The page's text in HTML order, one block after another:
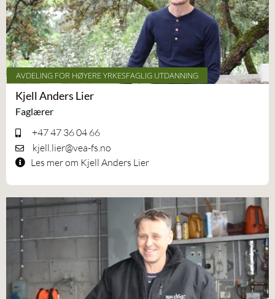
AVDELING FOR HØYERE YRKESFAGLIG UTDANNING
Kjell Anders Lier
Faglærer
+47 47 36 04 66
kjell.lier@vea-fs.no
Les mer om Kjell Anders Lier